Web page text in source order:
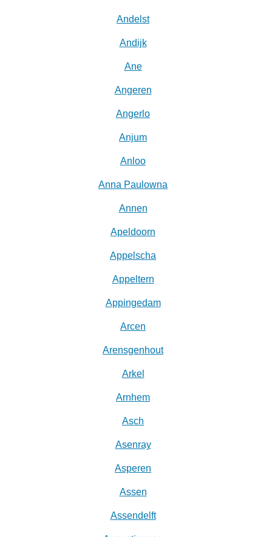
Andelst
Andijk
Ane
Angeren
Angerlo
Anjum
Anloo
Anna Paulowna
Annen
Apeldoorn
Appelscha
Appeltern
Appingedam
Arcen
Arensgenhout
Arkel
Arnhem
Asch
Asenray
Asperen
Assen
Assendelft